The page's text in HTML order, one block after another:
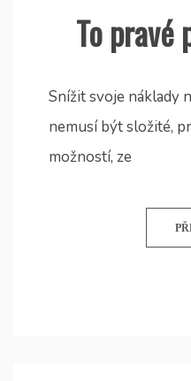
To pravé
Snížit svoje náklady
nemusí být složité,
možností, ze